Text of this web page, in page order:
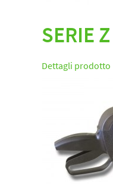
SERIE Z
Dettagli prodotto